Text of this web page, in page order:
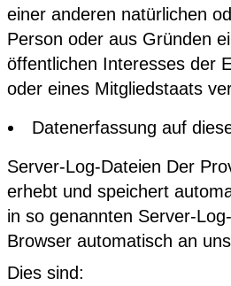
einer anderen natürlichen
Person oder aus Gründen
öffentlichen Interesses der
oder eines Mitgliedstaats
Datenerfassung auf
Server-Log-Dateien Der
erhebt und speichert
in so genannten Server-
Browser automatisch an
Dies sind: